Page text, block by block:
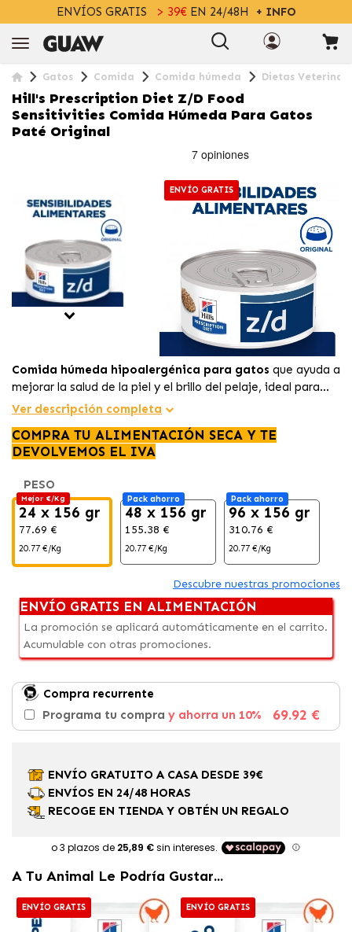
ENVÍOS GRATIS > 39€EN 24/48H + INFO
Gatos Comida Comida húmeda Dietas
Hill's Prescription Diet Z/d Food
Sensitivities Comida Húmeda Para Gatos
Paté Original
ENVÍO GRATIS
Comida húmeda hipoalergénica para gatos que ayuda a
mejorar la salud de la piel y el brillo del pelaje, ideal para
felinos con sensibilidad alimentaria.
Ver descripción completa
COMPRA TU ALIMENTACIÓN SECA Y TE
DEVOLVEMOS EL IVA
PESO
Mejor €/Kg
24 x 156 gr
77.69 €
20.77 €/Kg
Pack ahorro
48 x 156 gr
155.38 €
20.77 €/Kg
Pack ahorro
96 x 156 gr
310.76 €
20.77 €/Kg
Descubre nuestras promociones
ENVÍO GRATIS EN ALIMENTACIÓN
La promoción se aplicará automáticamente en el carrito.
Acumulable con otras promociones.
Compra recurrente
Programa tu compra y ahorra un 10% 69.92 €
ENVÍO GRATUITO A CASA DESDE 39€
ENVÍOS EN 24/48 HORAS
RECOGE EN TIENDA Y OBTÉN UN REGALO
A Tu Animal Le Podría Gustar...
ENVÍO GRATIS ENVÍO GRATIS